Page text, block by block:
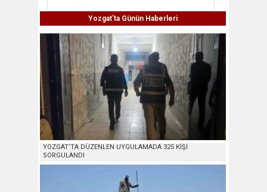
Yozgat'ta Günün Haberleri
YOZGAT’TA DÜZENLEN UYGULAMADA 325 KİŞİ
SORGULANDI